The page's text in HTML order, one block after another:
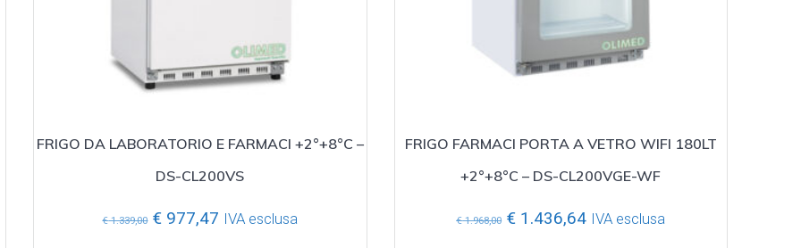
FRIGO DA LABORATORIO E FARMACI +2°+8°C –
DS-CL200VS
€1.339,00 Il
€ 977,47 IlIVA esclusa
FRIGO FARMACI PORTA A VETRO WIFI 180LT
+2°+8°C – DS-CL200VGE-WF
€1.968,00 Il
€ 1.436,64IlIVA esclusa